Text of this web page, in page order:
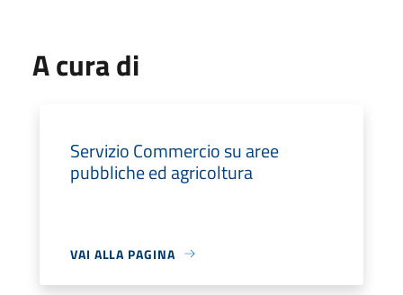
A cura di
Servizio Commercio su aree
pubbliche ed agricoltura
VAI ALLA PAGINA